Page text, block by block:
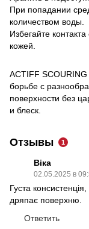
При попадании
количеством воды.
Избегайте
кожей.
ACTIFF
борьбе с
поверхности без
и блеск.
Отзывы 1
Віка
02.05.2025 в
Густа
дряпає поверхню.
Ответить